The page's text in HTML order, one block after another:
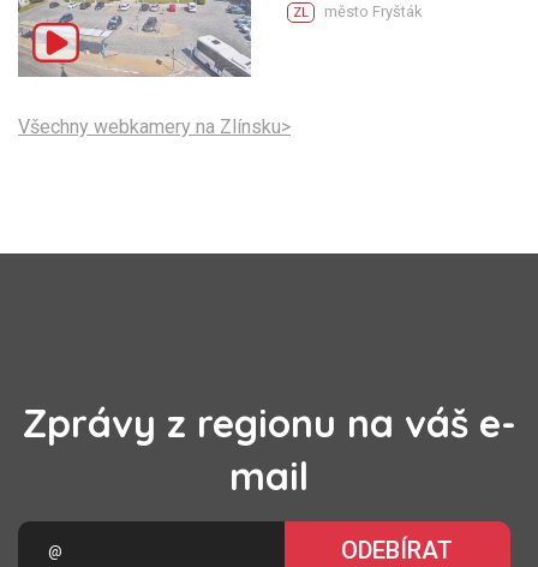
ZL město Fryšták
Všechny webkamery na Zlínsku>
Zprávy z regionu na váš e-
mail
ODEBÍRAT